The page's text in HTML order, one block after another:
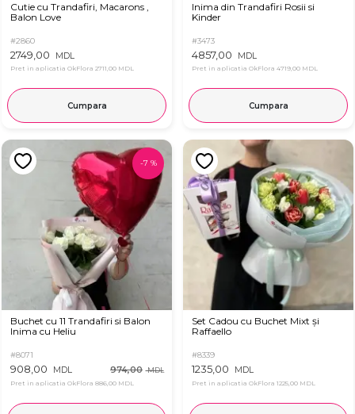
Cutie cu Trandafiri, Macarons ,
Balon Love
#2860
2749,00 MDL
Pret in aplicatia OkFlora 2711,00 MDL
Cumpara
Inima din Trandafiri Rosii si
Kinder
#3473
4857,00 MDL
Pret in aplicatia OkFlora 4719,00 MDL
Cumpara
-7 %
Buchet cu 11 Trandafiri si Balon
Inima cu Heliu
#8071
908,00 MDL 974,00 MDL
Pret in aplicatia OkFlora 886,00 MDL
Set Cadou cu Buchet Mixt și
Raffaello
#8339
1235,00 MDL
Pret in aplicatia OkFlora 1225,00 MDL